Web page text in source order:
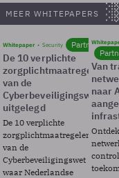
MEER WHITEPAPERS
Whitepaper Security Partner
De 10 verplichte
zorgplichtmaatregelen
van de
Cyberbeveiligingswet
uitgelegd
De 10 verplichte
zorgplichtmaatregelen
van de
Cyberbeveiligingswet
waar Nederlandse
Van
naar